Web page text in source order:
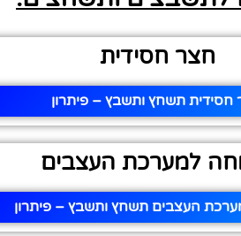
חצר חסידית
חסידית תשחץ ותשבץ – פיתרון
למערכת העצבים
העצבים תשחץ ותשבץ – פיתרון